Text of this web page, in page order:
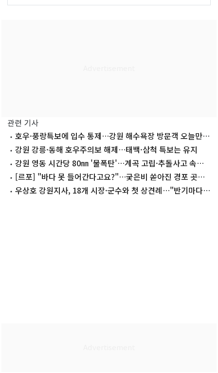
관련 기사
호우·풍랑특보에 입수 통제…강원 해수욕장 방문객 오늘만 8
만 명↓
강원 강릉·동해 호우주의보 해제…태백·삼척 특보는 유지
강원 영동 시간당 80㎜ '물폭탄'…계곡 고립·추돌사고 속출
(종합)
[르포] "바다 못 들어간다고요?"…궂은비 쏟아진 경포 곳곳
서 '탄식'
우상호 강원지사, 18개 시장·군수와 첫 상견례…"반기마다